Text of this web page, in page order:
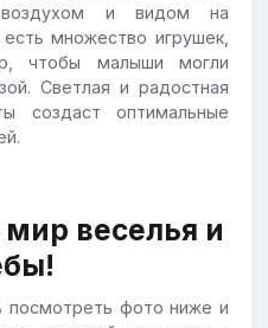
воздухом и видом на
множество игрушек,
чтобы малыши могли
Светлая и радостная
создаст оптимальные
мир веселья и
посмотреть фото ниже и